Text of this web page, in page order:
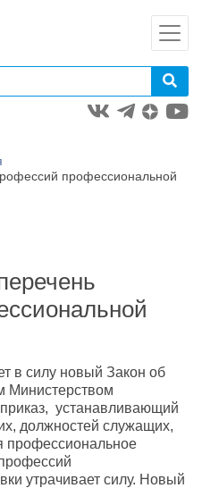
профессиональной
в силу новый Закон об
Министерством
устанавливающий
должностей служащих,
профессиональное
утрачивает силу. Новый